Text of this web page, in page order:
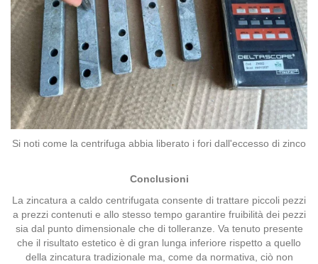
Si noti come la centrifuga abbia liberato i fori dall'eccesso di zinco
Conclusioni
La zincatura a caldo centrifugata consente di trattare piccoli pezzi
a prezzi contenuti e allo stesso tempo garantire fruibilità dei pezzi
sia dal punto dimensionale che di tolleranze. Va tenuto presente
che il risultato estetico è di gran lunga inferiore rispetto a quello
della zincatura tradizionale ma, come da normativa, ciò non